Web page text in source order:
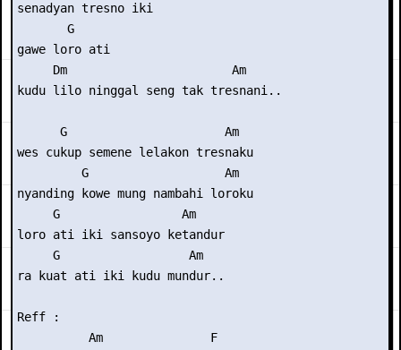
senadyan tresno iki
       G
gawe loro ati
     Dm                       Am
kudu lilo ninggal seng tak tresnani..
      G                      Am
wes cukup semene lelakon tresnaku
         G                   Am
nyanding kowe mung nambahi loroku
     G                 Am
loro ati iki sansoyo ketandur
     G                  Am
ra kuat ati iki kudu mundur..
Reff :
          Am               F